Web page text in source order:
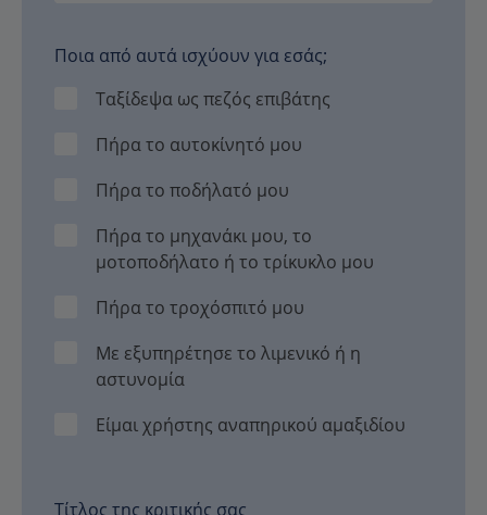
Ποια από αυτά ισχύουν για εσάς;
Ταξίδεψα ως πεζός επιβάτης
Πήρα το αυτοκίνητό μου
Πήρα το ποδήλατό μου
Πήρα το μηχανάκι μου, το
μοτοποδήλατο ή το τρίκυκλο μου
Πήρα το τροχόσπιτό μου
Με εξυπηρέτησε το λιμενικό ή η
αστυνομία
Είμαι χρήστης αναπηρικού αμαξιδίου
Τίτλος της κριτικής σας